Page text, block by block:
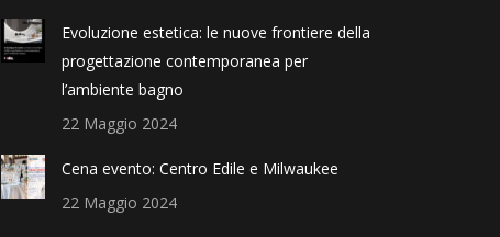
Evoluzione estetica: le nuove frontiere della
progettazione contemporanea per
l’ambiente bagno
22 Maggio 2024
Cena evento: Centro Edile e Milwaukee
22 Maggio 2024